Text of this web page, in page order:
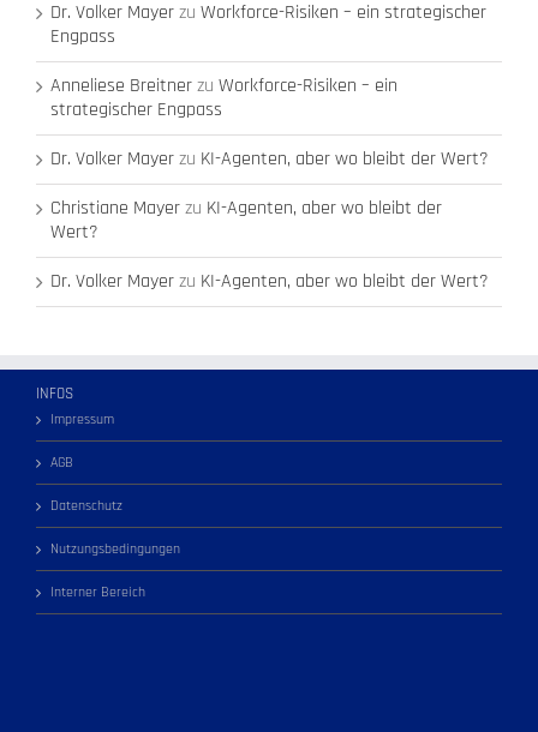
Dr. Volker Mayerzu Workforce-Risiken – ein strategischer
Engpass
Anneliese Breitnerzu Workforce-Risiken – ein
strategischer Engpass
Dr. Volker Mayerzu KI-Agenten, aber wo bleibt der Wert?
Christiane Mayerzu KI-Agenten, aber wo bleibt der
Wert?
Dr. Volker Mayerzu KI-Agenten, aber wo bleibt der Wert?
INFOS
Impressum
AGB
Datenschutz
Nutzungsbedingungen
Interner Bereich